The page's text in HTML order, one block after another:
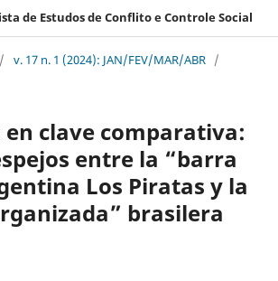
de Estudos de Conflito e Controle Social
/ v. 17 n. 1 (2024): JAN/FEV/MAR/ABR /
en clave comparativa:
entre la “barra
Los Piratas y la
brasilera